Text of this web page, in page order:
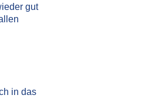
gut
in das